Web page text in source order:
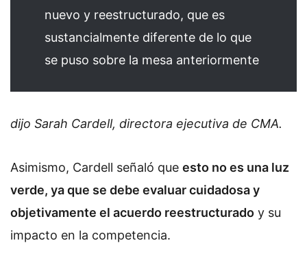
nuevo y reestructurado, que es
sustancialmente diferente de lo que
se puso sobre la mesa anteriormente
dijo Sarah Cardell, directora ejecutiva de CMA.
Asimismo, Cardell señaló que esto no es una luz
verde, ya que se debe evaluar cuidadosa y
objetivamente el acuerdo reestructurado y su
impacto en la competencia.